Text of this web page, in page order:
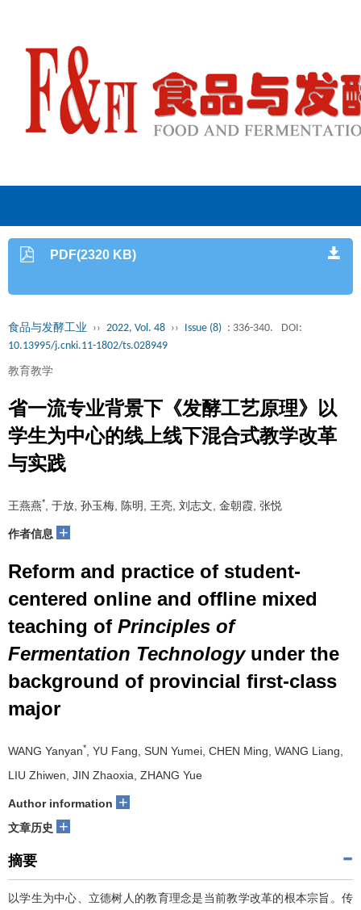
PDF(2320 KB)
食品与发酵工业 ›› 2022, Vol. 48 ›› Issue (8) : 336-340.
DOI:
10.13995/j.cnki.11-1802/ts.028949
教育教学
省一流专业背景下《发酵工艺原理》以
学生为中心的线上线下混合式教学改革
与实践
王燕燕* , 于放, 孙玉梅, 陈明, 王亮, 刘志文, 金朝霞, 张悦
作者信息 +
Reform and practice of student-
centered online and offline mixed
teaching of Principles of
Fermentation Technologyunder the
background of provincial first-class
major
WANG Yanyan*
, YU Fang, SUN Yumei, CHEN Ming, WANG Liang,
LIU Zhiwen, JIN Zhaoxia, ZHANG Yue
Author information +
文章历史 +
摘要
以学生为中心、立德树人的教育理念是当前教学改革的根本宗旨。传